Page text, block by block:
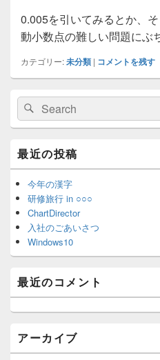
0.005を引いてみるとか、
動小数点の難しい問題にぶ
カテゴリー:未分類 | コメントを残す
メ
ン
サ
ド
バ
ー
ウ
ジ
ェ
ッ
ト
リ
ア
検
索:
検
索
最近の投稿
今年の漢字
研修旅行 in ○○○
ChartDirector
入社のごあいさつ
Windows10
最近のコメント
アーカイブ